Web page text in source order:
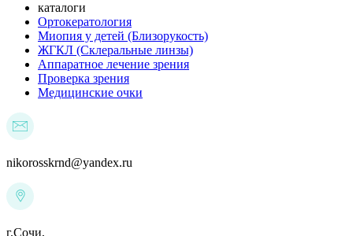
каталоги
Ортокератология
Миопия у детей (Близорукость)
ЖГКЛ (Склеральные линзы)
Аппаратное лечение зрения
Проверка зрения
Медицинские очки
nikorosskrnd@yandex.ru
г.Сочи,